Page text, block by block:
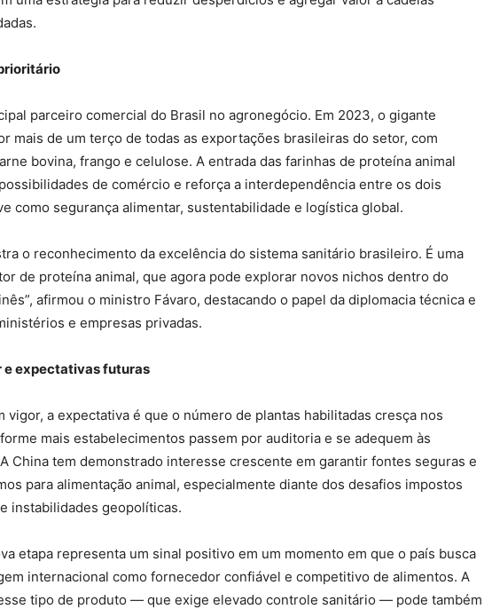
parceiro comercial do Brasil no agronegócio. Em 2023, o gigante
mais de um terço de todas as exportações brasileiras do setor, com
bovina, frango e celulose. A entrada das farinhas de proteína animal
de comércio e reforça a interdependência entre os dois
como segurança alimentar, sustentabilidade e logística global.
o reconhecimento da excelência do sistema sanitário brasileiro. É uma
de proteína animal, que agora pode explorar novos nichos dentro do
afirmou o ministro Fávaro, destacando o papel da diplomacia técnica e
e empresas privadas.
e expectativas futuras
vigor, a expectativa é que o número de plantas habilitadas cresça nos
mais estabelecimentos passem por auditoria e se adequem às
China tem demonstrado interesse crescente em garantir fontes seguras e
para alimentação animal, especialmente diante dos desafios impostos
instabilidades geopolíticas.
etapa representa um sinal positivo em um momento em que o país busca
internacional como fornecedor confiável e competitivo de alimentos. A
tipo de produto — que exige elevado controle sanitário — pode também